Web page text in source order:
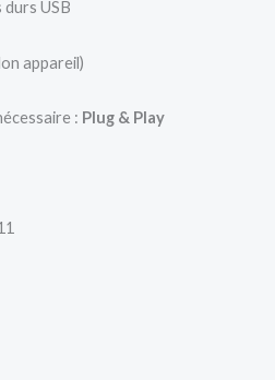
USB
appareil)
: Plug & Play